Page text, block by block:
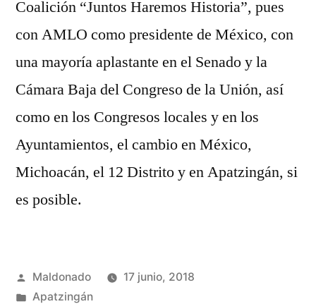
Coalición “Juntos Haremos Historia”, pues
con AMLO como presidente de México, con
una mayoría aplastante en el Senado y la
Cámara Baja del Congreso de la Unión, así
como en los Congresos locales y en los
Ayuntamientos, el cambio en México,
Michoacán, el 12 Distrito y en Apatzingán, si
es posible.
Publicado
por
Maldonado
17 junio, 2018
Publicada
Apatzingán